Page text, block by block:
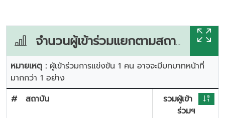
จำนวนผู้เข้าร่วมแยกตามสถาบัน
หมายเหตุ : ผู้เข้าร่วมการแข่งขัน 1 คน อาจจะมีบทบาทหน้าที่
มากกว่า 1 อย่าง
#
สถาบัน
รวมผู้เข้า
ร่วมฯ